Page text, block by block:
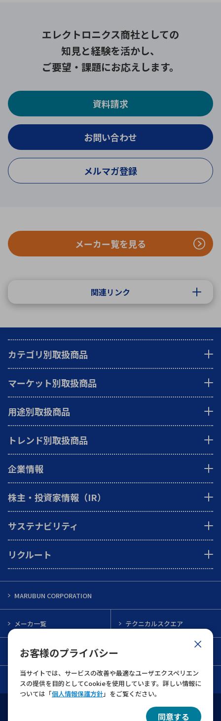
お客様のプライバシー
当サイトでは、サービスの改善や最適なユーザエクスペリエン
スの提供を目的としてCookieを使用しています。詳しい情報に
ついては「個人情報保護方針」をご覧ください。
同意する
エレクトロニクス商社としての
知見と経験を活かし、
ご要望・課題にお応えします。
資料請求
お問い合わせ
メルマガ登録
メーカー覧を見る
関連リンク
カテゴリ別取扱商品
マーケット別取扱商品
用途別取扱商品
トレンド別取扱商品
企業情報
株主・投資家情報（IR）
サステナビリティ
リクルート
MARUBUN CORPORATION
メーカ一覧 テクニカルスクエア
インフォメーション
お問い合わせ
個人情報保護について